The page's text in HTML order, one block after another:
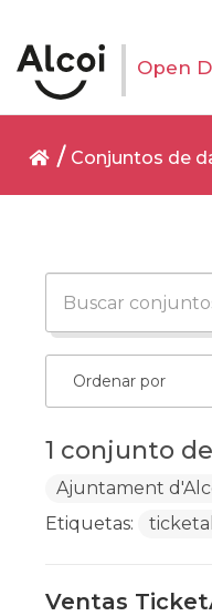
Open
Conjuntos de
1 conjunto
Ajuntament
Etiquetas:
Ventas